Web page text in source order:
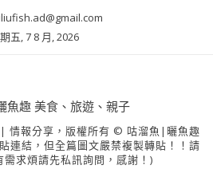
五, 7 8 月, 2026
報分享，版權所有 © 咕溜魚|曬魚趣
連結，但全篇圖文嚴禁複製轉貼！！請
求煩請先私訊詢問，感謝！)